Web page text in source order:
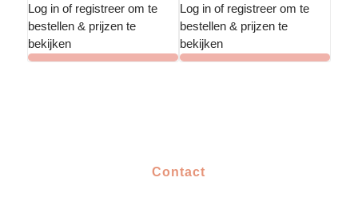
Log in of registreer om te
bestellen & prijzen te
bekijken
Log in of registreer om te
bestellen & prijzen te
bekijken
Contact